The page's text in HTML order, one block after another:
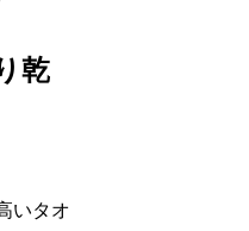
乾
いタオ